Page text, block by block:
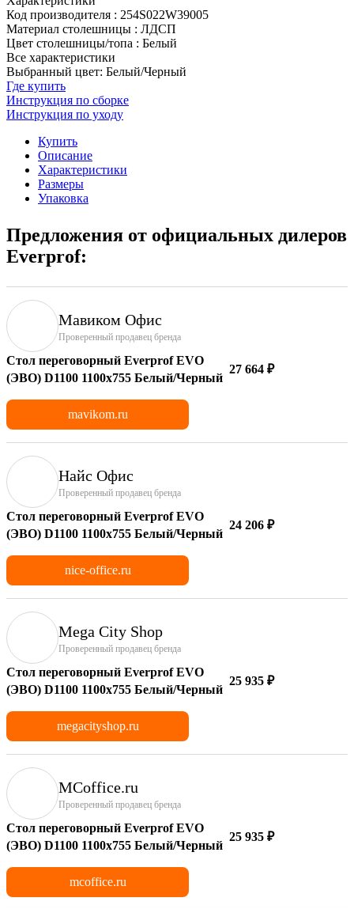
Код производителя : 254S022W39005
Материал столешницы : ЛДСП
Цвет столешницы/топа : Белый
Все характеристики
Выбранный цвет: Белый/Черный
Где купить
Инструкция по сборке
Инструкция по уходу
Купить
Описание
Характеристики
Размеры
Упаковка
Предложения от официальных дилеров
Everprof:
Мавиком Офис
Проверенный продавец бренда
Стол переговорный Everprof EVO
(ЭВО) D1100 1100x755 Белый/Черный
27 664 ₽
mavikom.ru
Найс Офис
Проверенный продавец бренда
Стол переговорный Everprof EVO
(ЭВО) D1100 1100x755 Белый/Черный
24 206 ₽
nice-office.ru
Mega City Shop
Проверенный продавец бренда
Стол переговорный Everprof EVO
(ЭВО) D1100 1100x755 Белый/Черный
25 935 ₽
megacityshop.ru
MCoffice.ru
Проверенный продавец бренда
Стол переговорный Everprof EVO
(ЭВО) D1100 1100x755 Белый/Черный
25 935 ₽
mcoffice.ru